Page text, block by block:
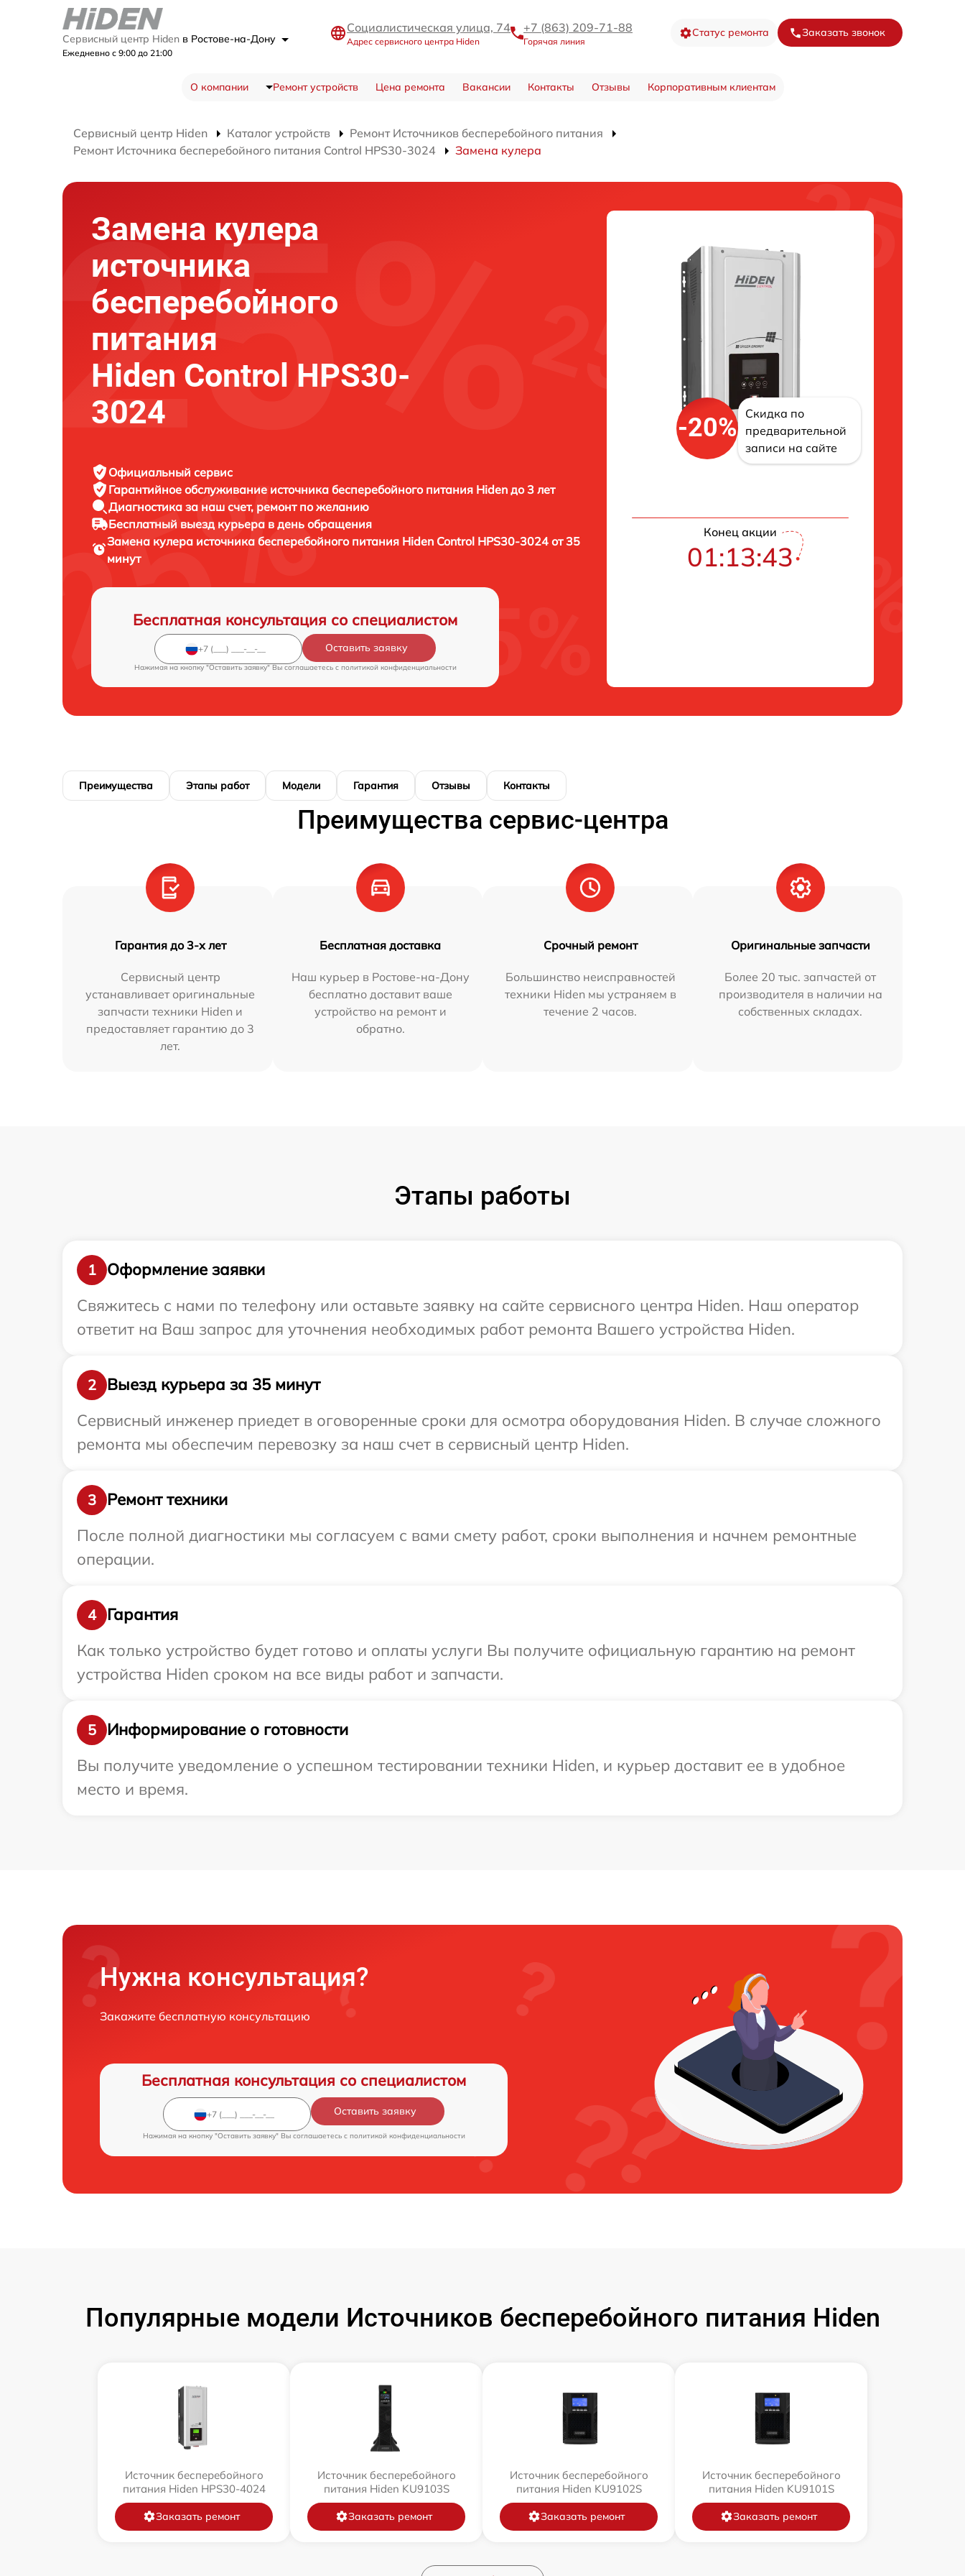
Сервисный центр Hiden в Ростове-на-Дону
Ежедневно с 9:00 до 21:00
Социалистическая улица, 74
Адрес сервисного центра Hiden
+7 (863) 209-71-88
Горячая линия
Статус ремонта Заказать звонок
О компании Ремонт устройств Цена ремонта Вакансии Контакты Отзывы Корпоративным клиентам
Сервисный центр Hiden Каталог устройств
Ремонт Источников бесперебойного питания
Ремонт Источника бесперебойного питания Control HPS30-3024
Замена кулера
Замена кулера
источника
бесперебойного
питания
Hiden Control HPS30-
3024
Официальный сервис
Гарантийное обслуживание источника бесперебойного питания Hiden до 3 лет
Диагностика за наш счет, ремонт по желанию
Бесплатный выезд курьера в день обращения
Замена кулера источника бесперебойного питания Hiden Control HPS30-3024 от 35
минут
Бесплатная консультация со специалистом
Оставить заявку
Нажимая на кнопку "Оставить заявку" Вы соглашаетесь c политикой конфиденциальности
-20%
Скидка по
предварительной
записи на сайте
Конец акции
01:13:42
Преимущества Этапы работ Модели Гарантия Отзывы Контакты
Преимущества сервис-центра
Гарантия до 3-х лет
Сервисный центр
устанавливает оригинальные
запчасти техники Hiden и
предоставляет гарантию до 3
лет.
Бесплатная доставка
Наш курьер в Ростове-на-Дону
бесплатно доставит ваше
устройство на ремонт и
обратно.
Срочный ремонт
Большинство неисправностей
техники Hiden мы устраняем в
течение 2 часов.
Оригинальные запчасти
Более 20 тыс. запчастей от
производителя в наличии на
собственных складах.
Этапы работы
1
Оформление заявки
Свяжитесь с нами по телефону или оставьте заявку на сайте сервисного центра Hiden. Наш оператор
ответит на Ваш запрос для уточнения необходимых работ ремонта Вашего устройства Hiden.
2
Выезд курьера за 35 минут
Сервисный инженер приедет в оговоренные сроки для осмотра оборудования Hiden. В случае сложного
ремонта мы обеспечим перевозку за наш счет в сервисный центр Hiden.
3
Ремонт техники
После полной диагностики мы согласуем с вами смету работ, сроки выполнения и начнем ремонтные
операции.
4
Гарантия
Как только устройство будет готово и оплаты услуги Вы получите официальную гарантию на ремонт
устройства Hiden сроком на все виды работ и запчасти.
5
Информирование о готовности
Вы получите уведомление о успешном тестировании техники Hiden, и курьер доставит ее в удобное
место и время.
Нужна консультация?
Закажите бесплатную консультацию
Бесплатная консультация со специалистом
Оставить заявку
Нажимая на кнопку "Оставить заявку" Вы соглашаетесь c политикой конфиденциальности
Популярные модели Источников бесперебойного питания Hiden
Источник бесперебойного
питания Hiden HPS30-4024
Заказать ремонт
Источник бесперебойного
питания Hiden KU9103S
Заказать ремонт
Источник бесперебойного
питания Hiden KU9102S
Заказать ремонт
Источник бесперебойного
питания Hiden KU9101S
Заказать ремонт